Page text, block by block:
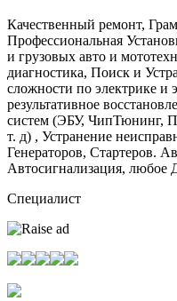
Качественный ремонт,
Профессиональная
и грузовых авто и
диагностика, Поиск и
сложности по электрике и
результативное
систем (ЭБУ, ЧипТюнинг,
т. д) , Устранение
Генераторов, Стартеров.
Автосигнализация,
Специалист